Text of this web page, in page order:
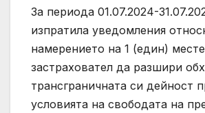
За периода 01.07.2024-
изпратила уведомления
намерението на 1 (един)
застраховател да разшири
трансграничната си дейност
условията на свободата на